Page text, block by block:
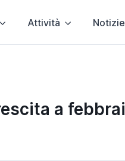
Attività Notizie
a